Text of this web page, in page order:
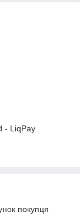
- LiqPay
покупця